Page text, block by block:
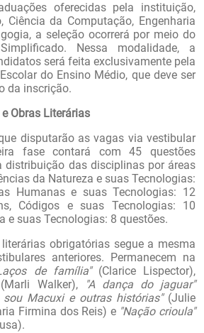
oferecidas pela instituição,
Ciência da Computação, Engenharia
a seleção ocorrerá por meio do
Nessa modalidade, a
será feita exclusivamente pela
do Ensino Médio, que deve ser
da inscrição.
Obras Literárias
disputarão as vagas via vestibular
fase contará com 45 questões
distribuição das disciplinas por áreas
da Natureza e suas Tecnologias:
Humanas e suas Tecnologias: 12
Códigos e suas Tecnologias: 10
e suas Tecnologias: 8 questões.
obrigatórias segue a mesma
anteriores. Permanecem na
de família"(Clarice Lispector),
Walker),
"A dança do jaguar"
sou Macuxi e outras histórias"(Julie
Firmina dos Reis) e "Nação crioula"